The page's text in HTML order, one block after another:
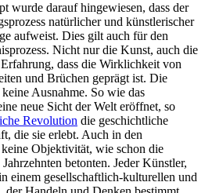
wurde darauf hingewiesen, dass der
natürlicher und künstlerischer
aufweist. Dies gilt auch für den
Nicht nur die Kunst, auch die
dass die Wirklichkeit von
und Brüchen geprägt ist. Die
Ausnahme. So wie das
neue Sicht der Welt eröffnet, so
Revolution die geschichtliche
die sie erlebt. Auch in den
Objektivität, wie schon die
betonten. Jeder Künstler,
einem gesellschaftlich-kulturellen und